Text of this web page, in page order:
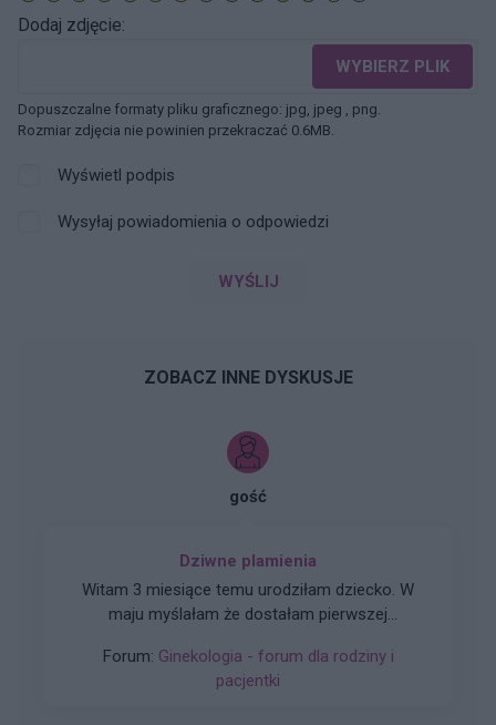
Dodaj zdjęcie:
WYBIERZ PLIK
Dopuszczalne formaty pliku graficznego: jpg, jpeg , png.
Rozmiar zdjęcia nie powinien przekraczać 0.6MB.
Wyświetl podpis
Wysyłaj powiadomienia o odpowiedzi
WYŚLIJ
ZOBACZ INNE DYSKUSJE
gość
Dziwne plamienia
Witam 3 miesiące temu urodziłam dziecko. W
maju myślałam że dostałam pierwszej
typowe jak na okres. Przypominało to bardziej
takie plamienie i to nie żywą różową Kris ze
Forum: Ginekologia - forum dla rodziny i
pacjentki